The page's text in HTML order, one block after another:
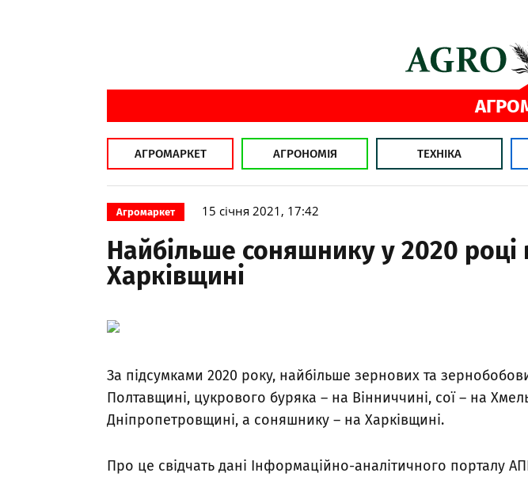
АГРОМАРКЕТ АГРОНОМІЯ ТЕХНІКА
Агромаркет 15 січня 2021, 17:42
Найбільше соняшнику у 2020 році
Харківщині
За підсумками 2020 року, найбільше зернових та
Полтавщині, цукрового буряка – на Вінниччині, сої – на
Дніпропетровщині, а соняшнику – на Харківщині.
Про це свідчать дані Інформаційно-аналітичного порталу